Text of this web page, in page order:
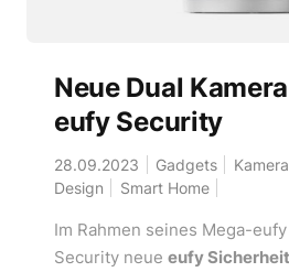
Neue Dual
eufy Security
28.09.2023 Gadgets
Design
Smart Home
Im Rahmen seines Mega-
Security neue eufy